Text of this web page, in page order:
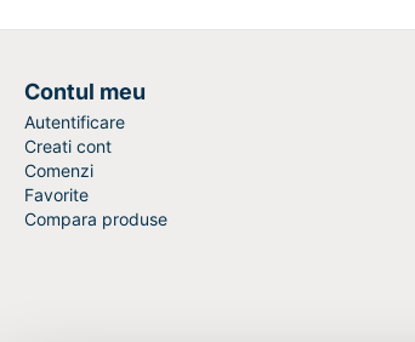
Contul meu
Autentificare
Creati cont
Comenzi
Favorite
Compara produse